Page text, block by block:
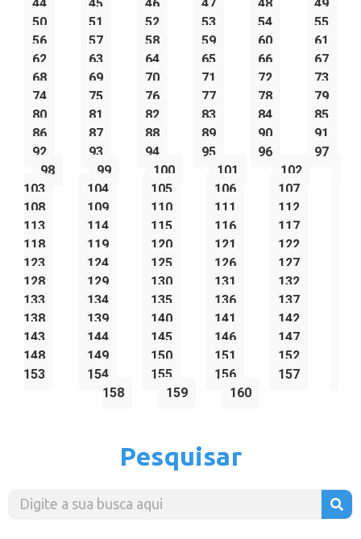
44 45 46 47 48
49
50
51 52 53 54
55
56
57 58 59 60
61
62
63 64 65 66
67
68
69 70 71 72
73
74
75 76 77 78
79
80
81 82 83 84
85
86
87 88 89 90
91
92
93 94 95 96
97
98
99 100 101
102
103
104 105 106
107
108
109 110 111
112
113
114 115 116
117
118
119 120 121
122
123
124 125 126
127
128
129 130 131
132
133
134 135 136
137
138
139 140 141
142
143
144 145 146
147
148
149 150 151
152
153
154 155 156
157
158
159 160
Pesquisar